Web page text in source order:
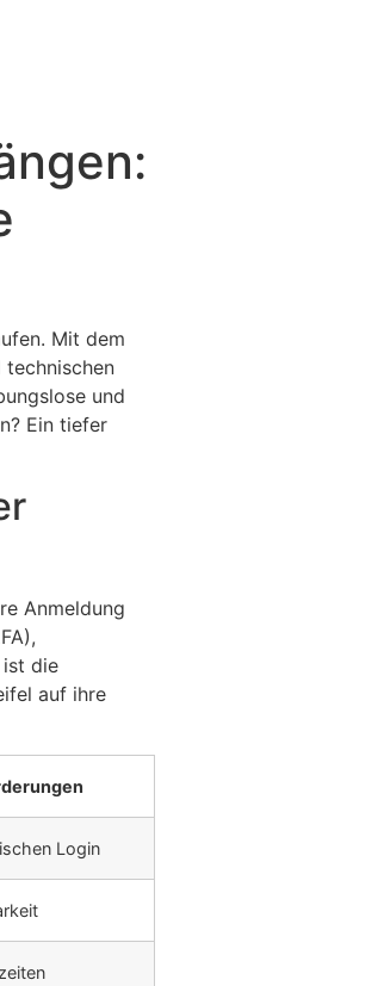
Mit dem
und
Ein tiefer
Anmeldung
ist die
auf ihre
Login